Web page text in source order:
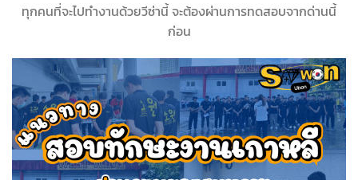
ทุกคนที่จะไปทำงานด้วยวีซ่านี้ จะต้องผ่านการทดสอบจากด่านนี้
ก่อน